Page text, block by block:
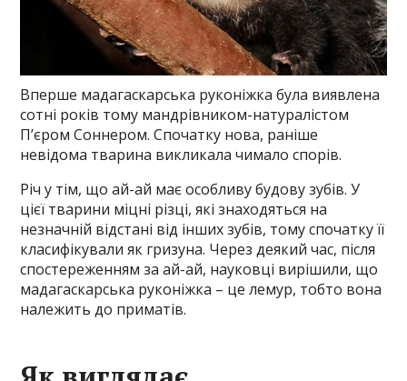
Вперше мадагаскарська руконіжка була виявлена
сотні років тому мандрівником-натуралістом
П’єром Соннером. Спочатку нова, раніше
невідома тварина викликала чимало спорів.
Річ у тім, що ай-ай має особливу будову зубів. У
цієї тварини міцні різці, які знаходяться на
незначній відстані від інших зубів, тому спочатку її
класифікували як гризуна. Через деякий час, після
спостереженням за ай-ай, науковці вирішили, що
мадагаскарська руконіжка – це лемур, тобто вона
належить до приматів.